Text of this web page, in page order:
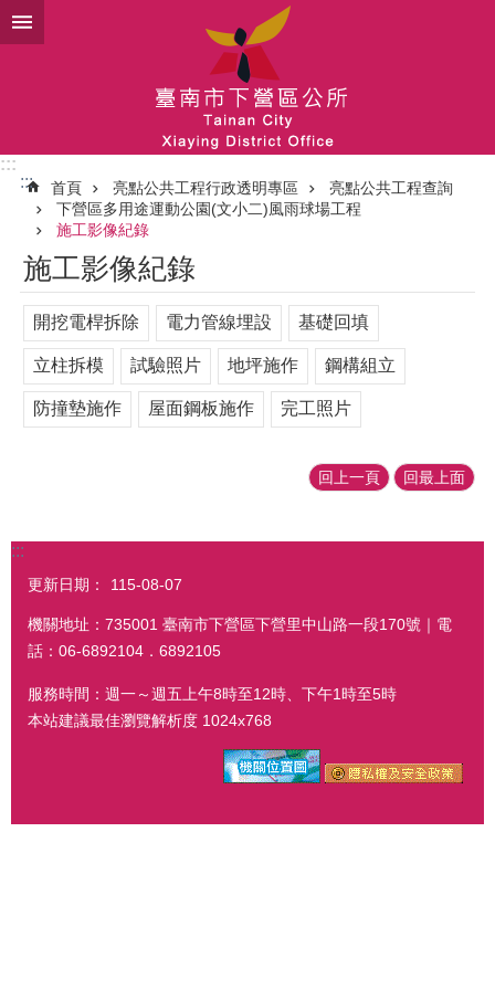
跳到主要內容區塊
:::
:::
首頁 亮點公共工程行政透明專區
亮點公共工程查詢
下營區多用途運動公園(文小二)風雨球場工程
施工影像紀錄
施工影像紀錄
開挖電桿拆除 電力管線埋設 基礎回填
立柱拆模 試驗照片 地坪施作 鋼構組立
防撞墊施作 屋面鋼板施作 完工照片
回上一頁 回最上面
:::
更新日期： 115-08-07
機關地址：735001 臺南市下營區下營里中山路一段170號｜電
話：06-6892104．6892105
服務時間：週一～週五上午8時至12時、下午1時至5時
本站建議最佳瀏覽解析度 1024x768